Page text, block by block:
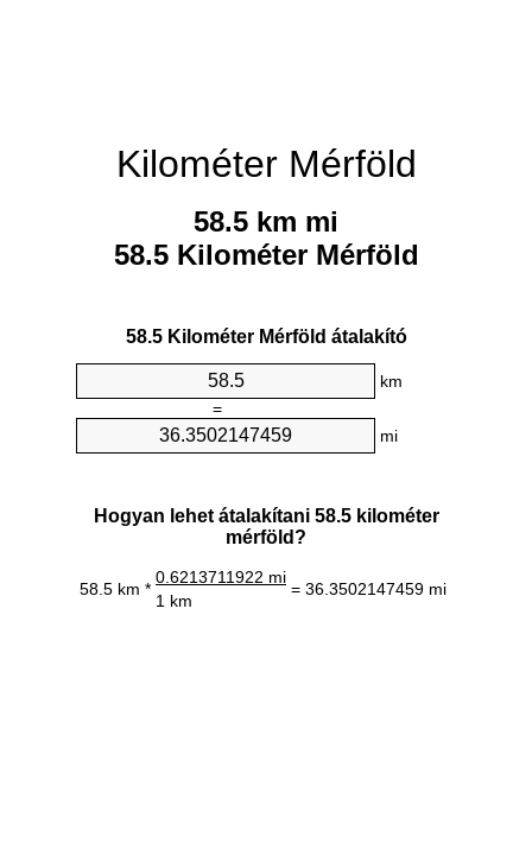
Kilométer Mérföld
58.5 km mi
58.5 Kilométer Mérföld
58.5 Kilométer Mérföld átalakító
km
=
mi
Hogyan lehet átalakítani 58.5 kilométer
mérföld?
58.5 km *
0.6213711922 mi
= 36.3502147459 mi
1 km